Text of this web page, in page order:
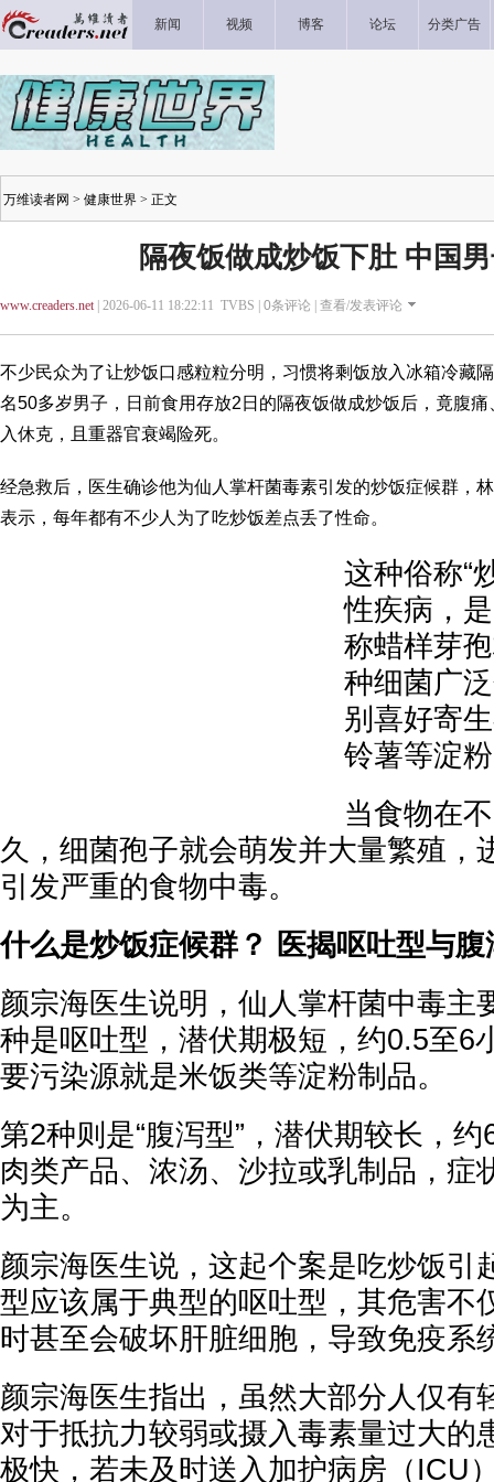
新闻 视频 博客 论坛 分类广告
万维读者网 > 健康世界 > 正文
隔夜饭做成炒饭下肚 中国
www.creaders.net| 2026-06-11 18:22:11 TVBS | 0条评论 | 查看/发表评论
不少民众为了让炒饭口感粒粒分明，习惯将剩饭放入冰箱冷藏
名50多岁男子，日前食用存放2日的隔夜饭做成炒饭后，竟腹
入休克，且重器官衰竭险死。
经急救后，医生确诊他为仙人掌杆菌毒素引发的炒饭症候群，
表示，每年都有不少人为了吃炒饭差点丢了性命。
这种俗称“
性疾病，
称蜡样芽
种细菌广
别喜好寄
铃薯等淀
当食物在
久，细菌孢子就会萌发并大量繁殖，
引发严重的食物中毒。
什么是炒饭症候群？ 医揭呕吐型与
颜宗海医生说明，仙人掌杆菌中毒主
种是呕吐型，潜伏期极短，约0.5至6
要污染源就是米饭类等淀粉制品。
第2种则是“腹泻型”，潜伏期较长，
肉类产品、浓汤、沙拉或乳制品，症
为主。
颜宗海医生说，这起个案是吃炒饭引
型应该属于典型的呕吐型，其危害不
时甚至会破坏肝脏细胞，导致免疫系
颜宗海医生指出，虽然大部分人仅有
对于抵抗力较弱或摄入毒素量过大的
极快，若未及时送入加护病房（ICU